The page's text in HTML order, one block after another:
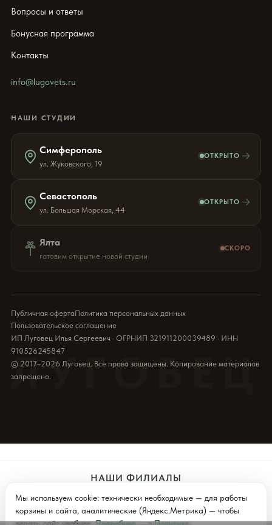
Вопросы и ответы
Бонусная программа
Контакты
info@lugovets.ru
НАШИ СТУДИИ
Симферополь
ул. Жуковского, 19
ОТКРЫТО →
Севастополь
ул. Большая Морская, 44
ОТКРЫТО →
Ялта
готовим открытие новой студии
СКОРО
Публичная офертаПолитика персональных данных
Пользовательское соглашение
ИП Луговец Илья Сергеевич · ОГРНИП 321911200039489 · ИНН
910526245847
© 2017–2026 Луговец. Все права защищены. Копирование материалов
запрещено.
ЛУГОВЕЦ
НАШИ ФИЛИАЛЫ
Севастополь Симферополь Ялта (Скоро)
Мы используем cookie: технически необходимые — для работы
корзины и сайта, аналитические (Яндекс.Метрика) — чтобы